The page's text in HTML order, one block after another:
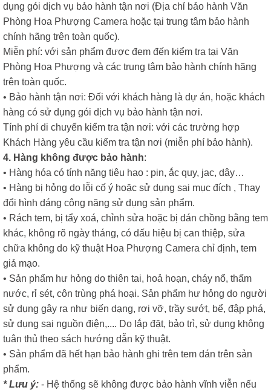
dụng gói dịch vụ bảo hành tận nơi (Địa chỉ bảo hành Văn
Phòng Hoa Phượng Camera hoặc tại trung tâm bảo hành
chính hãng trên toàn quốc).
Miễn phí: với sản phẩm được đem đến kiểm tra tại Văn
Phòng Hoa Phượng và các trung tâm bảo hành chính hãng
trên toàn quốc.
• Bảo hành tận nơi: Đối với khách hàng là dự án, hoặc khách
hàng có sử dụng gói dịch vụ bảo hành tận nơi.
Tính phí di chuyển kiểm tra tận nơi: với các trường hợp
Khách Hàng yêu cầu kiểm tra tận nơi (miễn phí bảo hành).
4. Hàng không được bảo hành:
• Hàng hóa có tính năng tiêu hao : pin, ắc quy, jac, dây…
• Hàng bị hỏng do lỗi cố ý hoặc sử dụng sai mục đích , Thay
đổi hình dáng công năng sử dụng sản phẩm.
• Rách tem, bị tẩy xoá, chỉnh sửa hoặc bị dán chồng bằng tem
khác, không rõ ngày tháng, có dấu hiệu bị can thiệp, sửa
chữa không do kỹ thuật Hoa Phượng Camera chỉ định, tem
giả mạo.
• Sản phẩm hư hỏng do thiên tai, hoả hoạn, cháy nổ, thấm
nước, rỉ sét, côn trùng phá hoại. Sản phẩm hư hỏng do người
sử dụng gây ra như biến dạng, rơi vỡ, trầy sướt, bể, đập phá,
sử dụng sai nguồn điện,.... Do lắp đặt, bảo trì, sử dụng không
tuân thủ theo sách hướng dẫn kỹ thuật.
• Sản phẩm đã hết hạn bảo hành ghi trên tem dán trên sản
phẩm.
* Lưu ý: - Hệ thống sẽ không được bảo hành vĩnh viễn nếu